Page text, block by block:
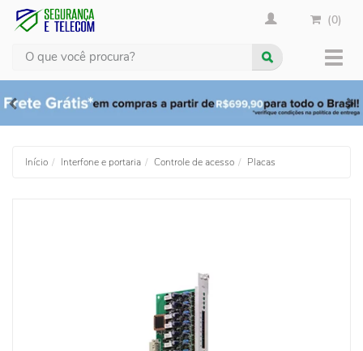
(0)
Busca
Início Interfone e portaria Controle de acesso Placas